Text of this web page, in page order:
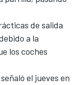
de salida
a la
los coches
el jueves en